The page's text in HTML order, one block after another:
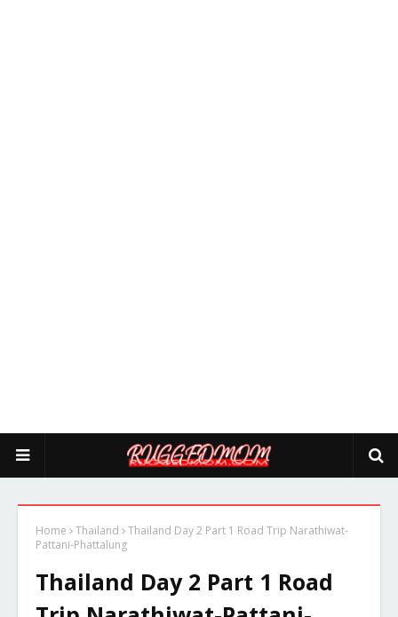
Home Thailand
Thailand Day 2 Part 1 Road Trip Narathiwat-
Pattani-Phattalung
Thailand Day 2 Part 1 Road